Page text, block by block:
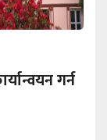
गर्न